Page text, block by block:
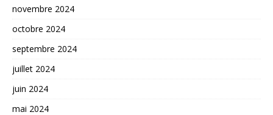
novembre 2024
octobre 2024
septembre 2024
juillet 2024
juin 2024
mai 2024